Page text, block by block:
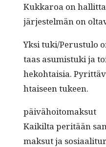
Kukkaroa on
jär­jestelmän on
Yksi tuki/Perustulo
taas asum­is­tu­ki ja
heko­htaisia.
htaiseen tukeen.
päivähoit­o­mak­sut
Kaik­il­ta per­itään
mak­sut ja